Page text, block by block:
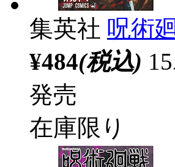
集英社 呪術
¥484(税込)
発売
在庫限り